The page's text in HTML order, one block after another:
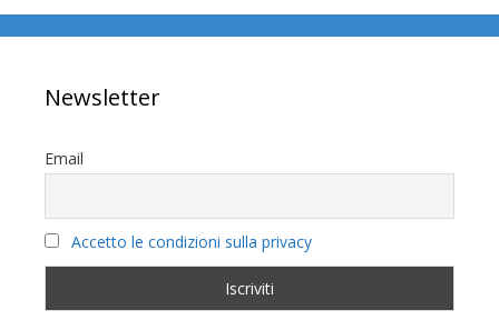
Newsletter
Email
Accetto le condizioni sulla privacy